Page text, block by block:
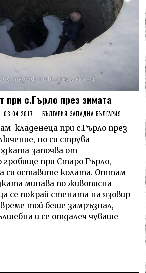
при с.Гърло през зимата
03.04.2017 БЪЛГАРИЯ·ЗАПАДНА БЪЛГАРИЯ
кладенеца при с.Гърло през
но си струва
започва от
гробище при Старо Гърло,
си оставите колата. Оттам
минава по живописна
се покрай стената на язовир
той беше замръзнал,
и се отдалеч чуваше